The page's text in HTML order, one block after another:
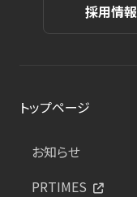
採用情報
トップページ
お知らせ
PRTIMES